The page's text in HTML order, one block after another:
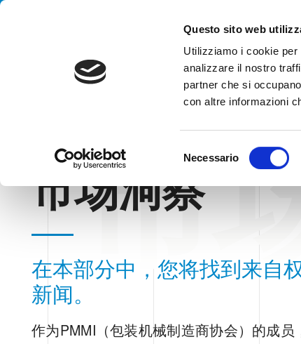
Questo sito web
Utilizziamo i cookie
analizzare il nostro
partner che si
con altre informazioni
e
e
n
e
l
Necessario
市场洞察
在本部分中，您将找到来自
新闻。
作为PMMI（包装机械制造商协会）的成
市